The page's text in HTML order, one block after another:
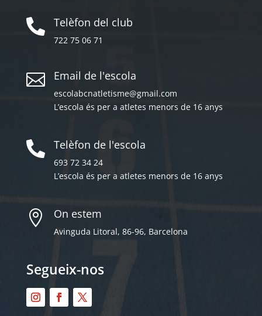
 Telèfon del club
722 75 06 71
 Email de l'escola
escolabcnatletisme@gmail.com
L’escola és per a atletes menors de 16 anys
 Telèfon de l'escola
693 72 34 24
L’escola és per a atletes menors de 16 anys
 On estem
Avinguda Litoral, 86-96, Barcelona
Segueix-nos